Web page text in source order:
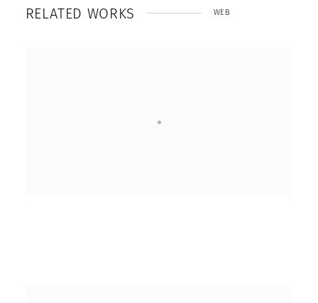
R E LA ED WO R KS WEB